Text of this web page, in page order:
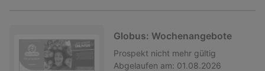
Globus: Wochenangebote
Prospekt nicht mehr gültig
Abgelaufen am: 01.08.2026